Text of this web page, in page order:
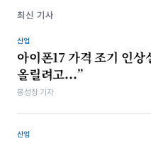
최신 기사
산업
아이폰17 가격 조기 인상
올릴려고...”
봉성창 기자
산업